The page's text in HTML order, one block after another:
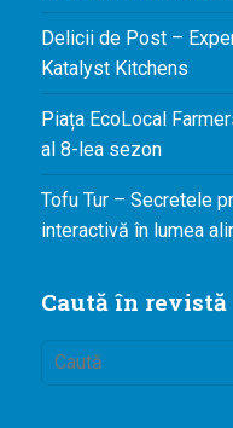
Delicii de Post –
Katalyst Kitchens
Piața EcoLocal
al 8-lea sezon
Tofu Tur – Secretele
interactivă în lumea
Caută în revistă